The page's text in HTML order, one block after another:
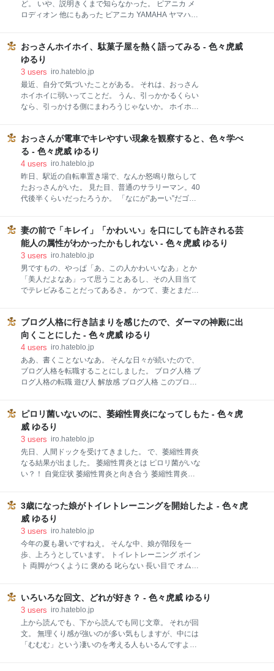
肉の方な、これ。 ここでスパイシーなチキンを。 クリ
ろ。 脂の感じがええなあ。 お腹すいた・・・。 焼き
鳥も外せんな。 串から外してシェアするな、と。 すき
焼きとかな。 鍋はい
ど。 いや、説明きくまで知らなかった。 ピアニカ メ
ロディオン 他にもあった ピアニカ YAMAHA ヤマハ
レクトロニクス この商品を含むブログを見る ヤマハが
出している、鍵盤ハーモニカです。 決して、昔の呼び
名がそうで、最近すたったわけではないんです。 おそ
らく、かつては絶対的なシェアだったものが、最近、
崩れてきたってことなんでしょうね。 メロディオン
SUZUKI スズキ 鍵盤ハーモニカ メロディオン アルト
トロニクス この商品を含むブログを見る 鈴木楽器が出
している鍵
おっさんホイホイ、駄菓子屋を熱く語ってみる - 色々虎威
ゆるり
3 users iro.hateblo.jp
最近、自分で気づいたことがある。 それは、おっさん
ホイホイに弱いってことだ。 うん、引っかかるくらい
なら、引っかける側にまわろうじゃないか。 ホイホ
で、やっぱホンモノとは全然違うんだよなあ。 何が違
うかって。 まず、ガキから消費税とんなや。 5円の飴
とかおきやがれ。 チロルチョコは10円じゃないんか
い。 うまい棒見習えや。 スポンサーリンク それか
ら、スルメとかはバラ売りせいや。 なんで樽ごと売る
ん？ 高くて手え出せないやん。 バカなの？ねえ、バカ
品工業 メディア: 食品&飲料 この商品を含むブログを
見る それから、くじ少なすぎ。 俺の好きな、プロレス
ラーの名前だけ書いた変なシールの
おっさんが電車でキレやすい現象を観察すると、色々学べ
る - 色々虎威 ゆるり
4 users iro.hateblo.jp
昨日、駅近の自転車置き場で、なんか怒鳴り散らして
たおっさんがいた。 見た目、普通のサラリーマン。40
代後半くらいだったろうか。 「なにが”あーい”だゴル
なりましたね。 陣地 キレる 学び さいごに 陣地 最近、
ほんと多いのが、電車でのおっさん同士の小競り合
い。 何か「なんだよ」「んだよ」とか言い合って、肩
と肩をぶつけあう戦闘を行っている。 まあ、だいた
い、どちらかがバカげた争いに気付くのか、収拾する
のだけど、これがエスカレートすると、「お客様同士
うと、だいたいが、陣地争い。 そう、おっさんには、
肩幅からそれぞれ+5cmくらいのゾーンを、自分の陣地
としているのだ。 立っている人も、座っている人も。
妻の前で「キレイ」「かわいい」を口にしても許される芸
能人の属性がわかったかもしれない - 色々虎威 ゆるり
3 users iro.hateblo.jp
男ですもの、やっぱ「あ、この人かわいいなあ」とか
「美人だよなあ」って思うことあるし、その人目当て
でテレビみることだってあるさ。 かつて、妻とまだ付
今となっては懐かしい思い出。 菅野美穂 天海祐希 綾
瀬はるか 松たか子 新垣結衣 松下奈緒 まとめ 菅野美穂
属性：天然、美人 第1話 華やかなタワーマンション妻
達を襲う幼児失踪事件…美しき最凶の隣人 発売日:
2016/10/15 メディア: Amazonビデオ この商品を含む
ブログを見る とにかく、妻が大好きなので。 この人
で評判いいみたい、などっかで見聞きしたエピソード
教えたら、まあ絶賛ですわ。 ちなみに、現在放送中の
「砂の塔」みてますよ。 やっ
ブログ人格に行き詰まりを感じたので、ダーマの神殿に出
向くことにした - 色々虎威 ゆるり
4 users iro.hateblo.jp
ああ、書くことないなあ。 そんな日々が続いたので、
ブログ人格を転職することにしました。 ブログ人格 ブ
ログ人格の転職 遊び人 解放感 ブログ人格 このブログ
ないですが、あくまで傾向的に。 「しょくぎょう」的
に言ったら、結構守りに入ってる感じなので、僧侶と
いったところでしょうか。 ブログ人格って一度作る
と、というか確立してしまうと、なかなか変えずらい
もので、仮に突然、このブログが、「オティンなんと
かゴーなんとか」みたいな内容になったら、恐らくド
に書かなくてもいいんだけど、このブログ人格だと書
くことがなかなかない、ってことありませか。 自分は
あります。 いうても、平日昼間は働いてるし、子供の
幼稚園の
ピロリ菌いないのに、萎縮性胃炎になってしもた - 色々虎
威 ゆるり
3 users iro.hateblo.jp
先日、人間ドックを受けてきました。 で、萎縮性胃炎
なる結果が出ました。 萎縮性胃炎とは ピロリ菌がいな
い？！ 自覚症状 萎縮性胃炎と向き合う 萎縮性胃炎と
慢性的な胃炎が続くと、萎縮性胃炎へと発展してしま
うんだそうで。 実は、それほど珍しいものではないそ
うです。 多くの原因は、ピロリ菌といわれてます。 最
近、胃癌の原因などでよく聞く言葉ですね。 簡単な血
液検査で、判定できます。 自分も、今年、ABC検診な
るもので、ピロリ菌の有無を判定することになりまし
ない、ということが書かれてました。 ん？？ 萎縮性胃
炎に関する情報の大半がピロリ菌で、治療の第1歩が
ピロリ菌の除菌から！的なサイトを多くみかけた
3歳になった娘がトイレトレーニングを開始したよ - 色々虎
威 ゆるり
3 users iro.hateblo.jp
今年の夏も暑いですねえ。 そんな中、娘が階段を一
歩、上ろうとしています。 トイレトレーニング ポイン
ト 両脚がつくように 褒める 叱らない 長い目で オムツ
やくトイレに興味を持ってくれました。 随分前に、西
松屋で買った、補助便座がようやく役にたちそうで
す。 トイレトレーニングの適齢期というのがいまいち
わかってませんが、長女も多分3歳前後ではじめたよ
うに思います。 確か、トイレにカレンダーはって、ト
いろいろな回文、どれが好き？ - 色々虎威 ゆるり
3 users iro.hateblo.jp
上から読んでも、下から読んでも同じ文章。 それが回
文。 無理くり感が強いのが多い気もしますが、中には
「むむむ」という凄いのを考える人もいるんですよ